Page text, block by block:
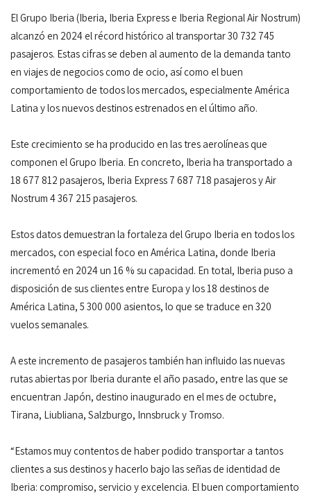
El Grupo Iberia (Iberia, Iberia Express e Iberia Regional Air Nostrum)
alcanzó en 2024 el récord histórico al transportar 30 732 745
pasajeros. Estas cifras se deben al aumento de la demanda tanto
en viajes de negocios como de ocio, así como el buen
comportamiento de todos los mercados, especialmente América
Latina y los nuevos destinos estrenados en el último año.
Este crecimiento se ha producido en las tres aerolíneas que
componen el Grupo Iberia. En concreto, Iberia ha transportado a
18 677 812 pasajeros, Iberia Express 7 687 718 pasajeros y Air
Nostrum 4 367 215 pasajeros.
Estos datos demuestran la fortaleza del Grupo Iberia en todos los
mercados, con especial foco en América Latina, donde Iberia
incrementó en 2024 un 16 % su capacidad. En total, Iberia puso a
disposición de sus clientes entre Europa y los 18 destinos de
América Latina, 5 300 000 asientos, lo que se traduce en 320
vuelos semanales.
A este incremento de pasajeros también han influido las nuevas
rutas abiertas por Iberia durante el año pasado, entre las que se
encuentran Japón, destino inaugurado en el mes de octubre,
Tirana, Liubliana, Salzburgo, Innsbruck y Tromso.
“Estamos muy contentos de haber podido transportar a tantos
clientes a sus destinos y hacerlo bajo las señas de identidad de
Iberia: compromiso, servicio y excelencia. El buen comportamiento